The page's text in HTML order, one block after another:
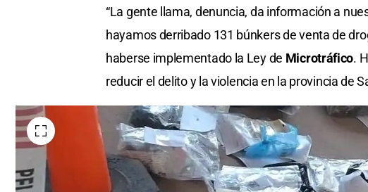
“La gente llama, denuncia, da información a
hayamos derribado 131 búnkers de venta de
haberse implementado la Ley de Microtráfico.
reducir el delito y la violencia en la provincia de